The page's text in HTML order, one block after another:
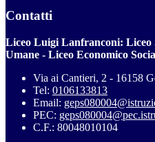
Contatti
Liceo Luigi Lanfranconi: Liceo
Umane - Liceo Economico
Via ai Cantieri, 2 - 16158
Tel: 0106133813
Email:
PEC:
C.F.: 80048010104